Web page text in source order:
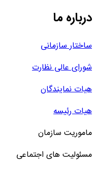
درباره ما
ساختار سازمانی
شورای عالی نظارت
هیات نمایندگان
هیات رئیسه
ماموریت سازمان
مسئولیت های اجتماعی